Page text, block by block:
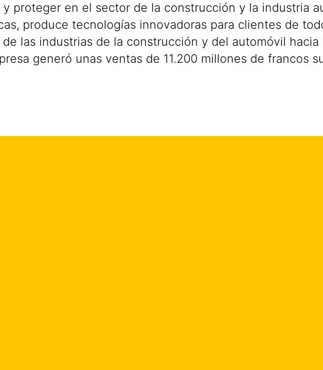
y proteger en el sector de la construcción y la industria
produce tecnologías innovadoras para clientes de
las industrias de la construcción y del automóvil
generó unas ventas de 11.200 millones de francos